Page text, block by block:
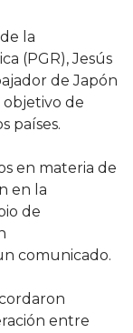
la
(PGR), Jesús
de Japón
objetivo de
países.
en materia de
en la
de
comunicado.
entre